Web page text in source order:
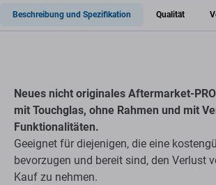
Beschreibung und Spezifikation Qualität
Neues nicht originales Aftermarket-
mit Touchglas, ohne Rahmen und mit
Funktionalitäten.
Geeignet für diejenigen, die eine
bevorzugen und bereit sind, den Verlust
Kauf zu nehmen.